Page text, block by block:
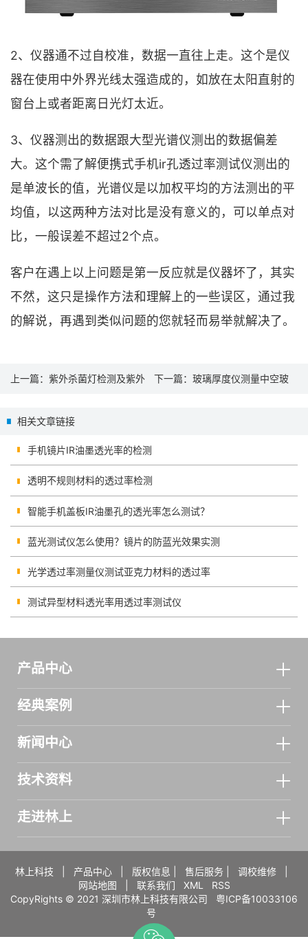
2、仪器通不过自校准，数据一直往上走。这个是仪
器在使用中外界光线太强造成的，如放在太阳直射的
窗台上或者距离日光灯太近。
3、仪器测出的数据跟大型光谱仪测出的数据偏差
大。这个需了解便携式手机ir孔透过率测试仪测出的
是单波长的值，光谱仪是以加权平均的方法测出的平
均值，以这两种方法对比是没有意义的，可以单点对
比，一般误差不超过2个点。
客户在遇上以上问题是第一反应就是仪器坏了，其实
不然，这只是操作方法和理解上的一些误区，通过我
的解说，再遇到类似问题的您就轻而易举就解决了。
上一篇： 紫外杀菌灯检测及紫外 下一篇： 玻璃厚度仪测量中空玻
相关文章链接
手机镜片IR油墨透光率的检测
透明不规则材料的透过率检测
智能手机盖板IR油墨孔的透光率怎么测试？
蓝光测试仪怎么使用？镜片的防蓝光效果实测
光学透过率测量仪测试亚克力材料的透过率
测试异型材料透光率用透过率测试仪
产品中心
经典案例
新闻中心
技术资料
走进林上
林上科技 产品中心| 版权信息 售后服务| 调校维修|
网站地图
联系我们 XML
RSS
CopyRights © 2021 深圳市林上科技有限公司 粤ICP备10033106
号